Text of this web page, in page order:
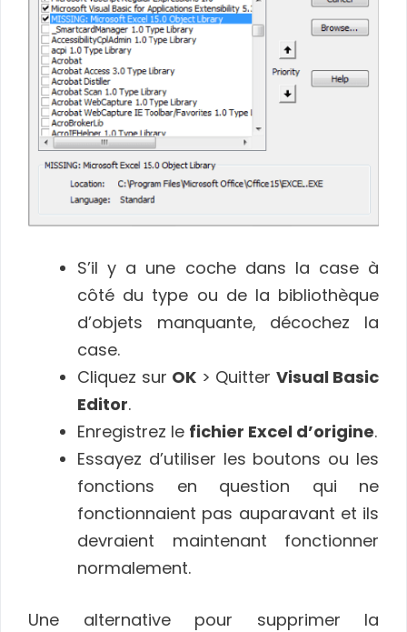
S’il y a une coche dans la case à
côté du type ou de la bibliothèque
d’objets manquante, décochez la
case.
Cliquez sur OK > Quitter Visual Basic
Editor.
Enregistrez le fichier Excel d’origine.
Essayez d’utiliser les boutons ou les
fonctions en question qui ne
fonctionnaient pas auparavant et ils
devraient maintenant fonctionner
normalement.
Une alternative pour supprimer la